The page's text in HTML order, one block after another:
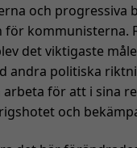
och progressiva
kommunisterna.
det viktigaste
andra politiska
för att i sina
och